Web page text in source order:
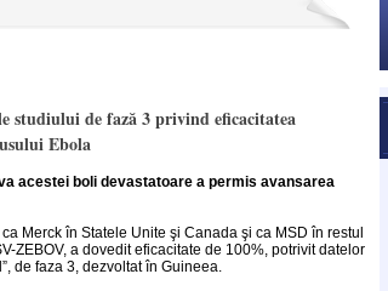
studiului de fază 3 privind eficacitatea
Ebola
acestei boli devastatoare a permis avansarea
Merck în Statele Unite şi Canada şi ca MSD în restul
ZEBOV, a dovedit eficacitate de 100%, potrivit datelor
de faza 3, dezvoltat în Guineea.